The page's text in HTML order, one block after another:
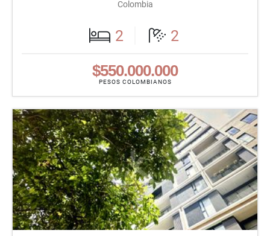
Colombia
2 2
$550.000.000
PESOS COLOMBIANOS